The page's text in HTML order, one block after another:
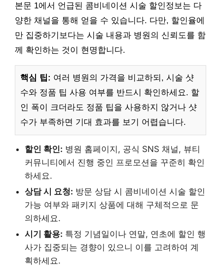
본문 1에서 언급된 콤비네이션 시술 할인정보는 다
양한 채널을 통해 얻을 수 있습니다. 다만, 할인율에
만 집중하기보다는 시술 내용과 병원의 신뢰도를 함
께 확인하는 것이 현명합니다.
핵심 팁: 여러 병원의 가격을 비교하되, 시술 샷
수와 정품 팁 사용 여부를 반드시 확인하세요. 할
인 폭이 크더라도 정품 팁을 사용하지 않거나 샷
수가 부족하면 기대 효과를 보기 어렵습니다.
할인 확인: 병원 홈페이지, 공식 SNS 채널, 뷰티
커뮤니티에서 진행 중인 프로모션을 꾸준히 확인
하세요.
상담 시 요청: 방문 상담 시 콤비네이션 시술 할인
가능 여부와 패키지 상품에 대해 구체적으로 문
의하세요.
시기 활용: 특정 기념일이나 연말, 연초에 할인 행
사가 집중되는 경향이 있으니 이를 고려하여 계
획하세요.